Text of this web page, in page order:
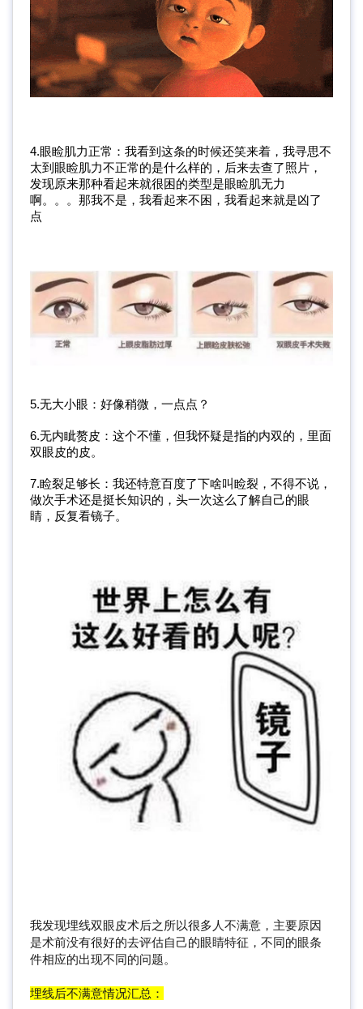
4.眼睑肌力正常：我看到这条的时候还笑来着，我寻思不
太到眼睑肌力不正常的是什么样的，后来去查了照片，
发现原来那种看起来就很困的类型是眼睑肌无力
啊。。。那我不是，我看起来不困，我看起来就是凶了
点
5.无大小眼：好像稍微，一点点？
6.无内眦赘皮：这个不懂，但我怀疑是指的内双的，里面
双眼皮的皮。
7.睑裂足够长：我还特意百度了下啥叫睑裂，不得不说，
做次手术还是挺长知识的，头一次这么了解自己的眼
睛，反复看镜子。
我发现埋线双眼皮术后之所以很多人不满意，主要原因
是术前没有很好的去评估自己的眼睛特征，不同的眼条
件相应的出现不同的问题。
埋线后不满意情况汇总：